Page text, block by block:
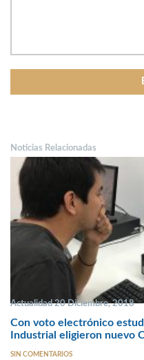
Noticias Relacionadas
Actualidad 20 Diciembre, 2018
Con voto electrónico
Industrial eligieron nuevo
SIN COMENTARIOS